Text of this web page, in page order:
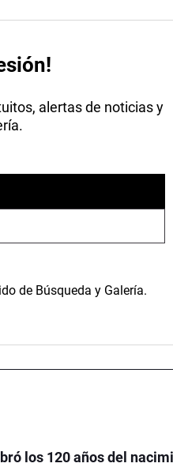
alertas de noticias y
de Búsqueda y Galería.
los 120 años del